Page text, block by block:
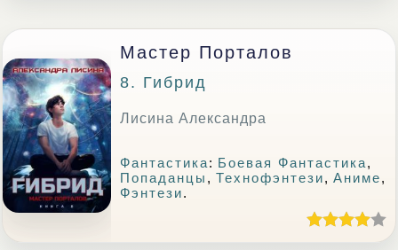
Мастер Порталов
8. Гибрид
Лисина Александра
Фантастика: Боевая Фантастика,
Попаданцы ,Технофэнтези,Аниме,
Фэнтези.